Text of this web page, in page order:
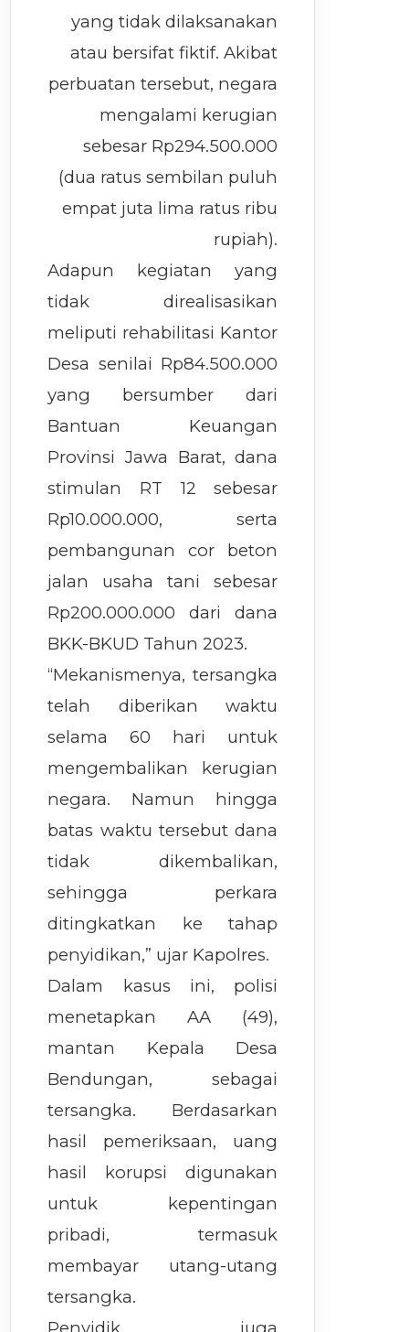
yang tidak dilaksanakan
atau bersifat fiktif. Akibat
perbuatan tersebut, negara
mengalami kerugian
sebesar Rp294.500.000
(dua ratus sembilan puluh
empat juta lima ratus ribu
rupiah).
Adapun kegiatan yang
tidak direalisasikan
meliputi rehabilitasi Kantor
Desa senilai Rp84.500.000
yang bersumber dari
Bantuan Keuangan
Provinsi Jawa Barat, dana
stimulan RT 12 sebesar
Rp10.000.000, serta
pembangunan cor beton
jalan usaha tani sebesar
Rp200.000.000 dari dana
BKK-BKUD Tahun 2023.
“Mekanismenya, tersangka
telah diberikan waktu
selama 60 hari untuk
mengembalikan kerugian
negara. Namun hingga
batas waktu tersebut dana
tidak dikembalikan,
sehingga perkara
ditingkatkan ke tahap
penyidikan,” ujar Kapolres.
Dalam kasus ini, polisi
menetapkan AA (49),
mantan Kepala Desa
Bendungan, sebagai
tersangka. Berdasarkan
hasil pemeriksaan, uang
hasil korupsi digunakan
untuk kepentingan
pribadi, termasuk
membayar utang-utang
tersangka.